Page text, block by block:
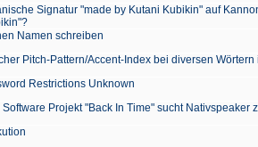
Signatur "made by Kutani Kubikin" auf
Namen schreiben
Pitch-Pattern/Accent-Index bei diversen
Restrictions Unknown
Software Projekt "Back In Time" sucht Nativspeaker